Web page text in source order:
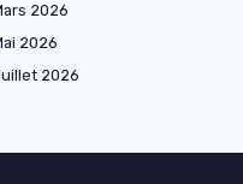
2026
2026
2026